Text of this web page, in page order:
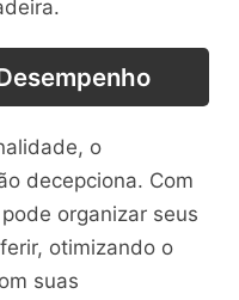
o
decepciona. Com
organizar seus
otimizando o
suas